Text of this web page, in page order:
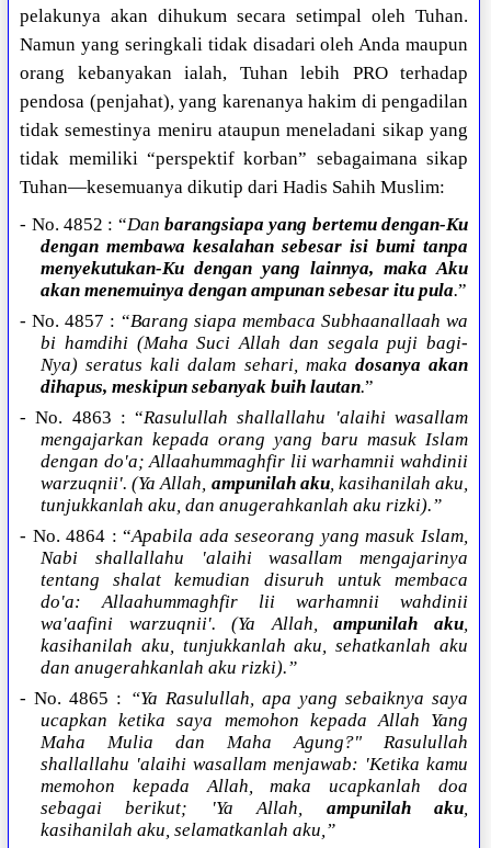
pelakunya akan dihukum secara setimpal oleh Tuhan.
Namun yang seringkali tidak disadari oleh Anda maupun
orang kebanyakan ialah, Tuhan lebih PRO terhadap
pendosa (penjahat), yang karenanya hakim di pengadilan
tidak semestinya meniru ataupun meneladani sikap yang
tidak memiliki “perspektif korban” sebagaimana sikap
Tuhan—kesemuanya dikutip dari Hadis Sahih Muslim:
- No. 4852 : “Dan barangsiapa yang bertemu dengan-Ku
dengan membawa kesalahan sebesar isi bumi tanpa
menyekutukan-Ku dengan yang lainnya, maka Aku
akan menemuinya dengan ampunan sebesar itu pula.”
- No. 4857 : “Barang siapa membaca Subhaanallaah wa
bi hamdihi (Maha Suci Allah dan segala puji bagi-
Nya) seratus kali dalam sehari, maka dosanya akan
dihapus, meskipun sebanyak buih lautan.”
- No. 4863 : “Rasulullah shallallahu 'alaihi wasallam
mengajarkan kepada orang yang baru masuk Islam
dengan do'a; Allaahummaghfir lii warhamnii wahdinii
warzuqnii'. (Ya Allah, ampunilah aku, kasihanilah aku,
tunjukkanlah aku, dan anugerahkanlah aku rizki).”
- No. 4864 : “Apabila ada seseorang yang masuk Islam,
Nabi shallallahu 'alaihi wasallam mengajarinya
tentang shalat kemudian disuruh untuk membaca
do'a: Allaahummaghfir lii warhamnii wahdinii
wa'aafini warzuqnii'. (Ya Allah,ampunilah aku
kasihanilah aku, tunjukkanlah aku, sehatkanlah aku
dan anugerahkanlah aku rizki).”
- No. 4865 : “Ya Rasulullah, apa yang sebaiknya saya
ucapkan ketika saya memohon kepada Allah Yang
Maha Mulia dan Maha Agung?" Rasulullah
shallallahu 'alaihi wasallam menjawab: 'Ketika kamu
memohon kepada Allah, maka ucapkanlah doa
sebagai berikut; 'Ya Allah, ampunilah aku
kasihanilah aku, selamatkanlah aku,”